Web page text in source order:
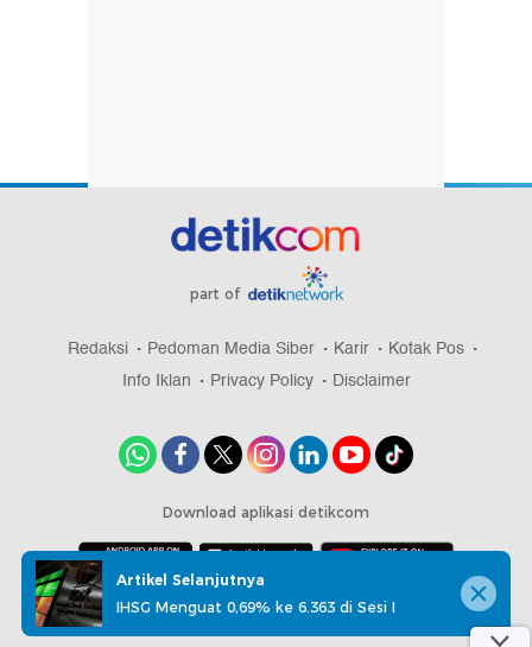
part of
Redaksi Pedoman Media Siber Karir
Kotak Pos
Info Iklan
Privacy Policy Disclaimer
Download aplikasi detikcom
Copyright @ 2026 detikcom, All right reserved
Artikel Selanjutnya
IHSG Menguat 0,69% ke 6.363 di Sesi I